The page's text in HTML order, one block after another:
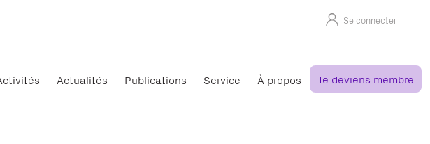
Se connecter
Actualités Publications Service À propos Je deviens membre